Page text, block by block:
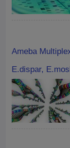
Ameba
E.dispar,